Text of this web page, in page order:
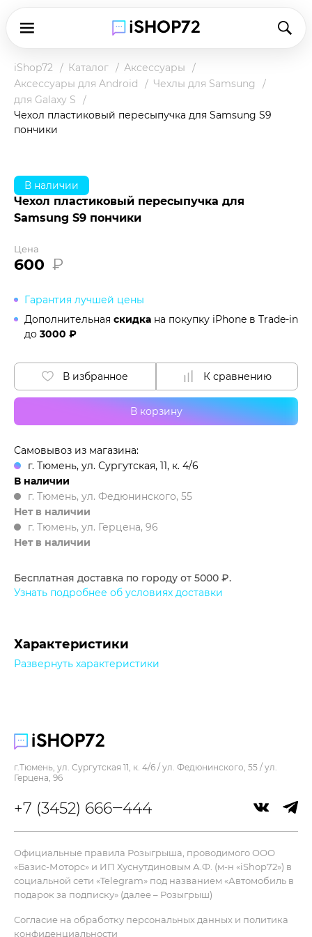
iShop72 Каталог
Аксессуары
Аксессуары для Android
Чехлы для Samsung
для Galaxy S
Чехол пластиковый пересыпучка для Samsung S9
пончики
В наличии
Чехол пластиковый пересыпучка для
Samsung S9 пончики
Цена
600 ₽
Гарантия лучшей цены
Дополнительная скидка на покупку iPhone в Trade-in
до 3000 ₽
В корзину
В избранное К сравнению
Самовывоз из магазина:
г. Тюмень, ул. Сургутская, 11, к. 4/6
В наличии
г. Тюмень, ул. Федюнинского, 55
Нет в наличии
г. Тюмень, ул. Герцена, 96
Нет в наличии
Бесплатная доставка по городу от 5000 ₽.
Узнать подробнее об условиях доставки
Характеристики
Прочее
Развернуть характеристики
+7 (3452) 666‒444
г.Тюмень, ул. Сургутская 11, к. 4/6 / ул. Федюнинского, 55 / ул.
Герцена, 96
Согласие на обработку персональных данных и политика
конфиденциальности
Официальные правила Розыгрыша, проводимого ООО
«Базис-Моторс» и ИП Хуснутдиновым А.Ф. (м-н «iShop72») в
социальной сети «Telegram» под названием «Автомобиль в
подарок за подписку» (далее – Розыгрыш)